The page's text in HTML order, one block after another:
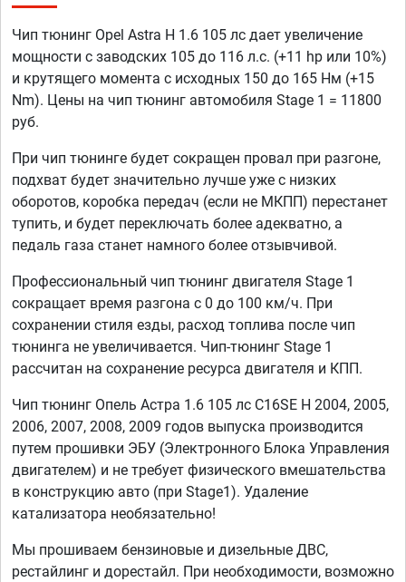
Чип тюнинг Opel Astra H 1.6 105 лс дает увеличение
мощности с заводских 105 до 116 л.с. (+11 hp или 10%)
и крутящего момента с исходных 150 до 165 Нм (+15
Nm). Цены на чип тюнинг автомобиля Stage 1 = 11800
руб.
При чип тюнинге будет сокращен провал при разгоне,
подхват будет значительно лучше уже с низких
оборотов, коробка передач (если не МКПП) перестанет
тупить, и будет переключать более адекватно, а
педаль газа станет намного более отзывчивой.
Профессиональный чип тюнинг двигателя Stage 1
сокращает время разгона с 0 до 100 км/ч. При
сохранении стиля езды, расход топлива после чип
тюнинга не увеличивается. Чип-тюнинг Stage 1
рассчитан на сохранение ресурса двигателя и КПП.
Чип тюнинг Опель Астра 1.6 105 лс C16SE H 2004, 2005,
2006, 2007, 2008, 2009 годов выпуска производится
путем прошивки ЭБУ (Электронного Блока Управления
двигателем) и не требует физического вмешательства
в конструкцию авто (при Stage1). Удаление
катализатора необязательно!
Мы прошиваем бензиновые и дизельные ДВС,
рестайлинг и дорестайл. При необходимости, возможно